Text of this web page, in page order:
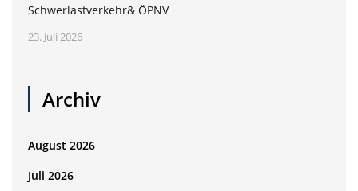
Schwerlastverkehr& ÖPNV
23. Juli 2026
Archiv
August 2026
Juli 2026